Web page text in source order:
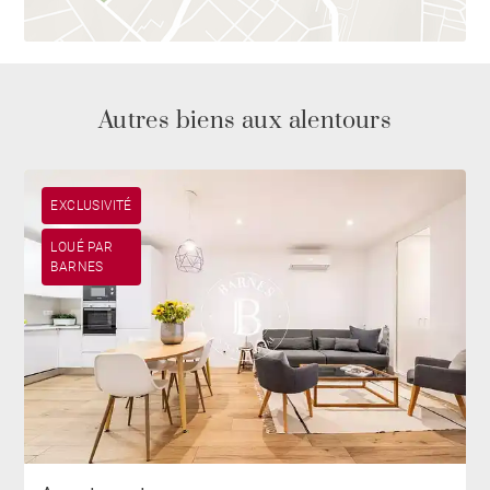
Autres biens aux alentours
EXCLUSIVITÉ
LOUÉ PAR
BARNES